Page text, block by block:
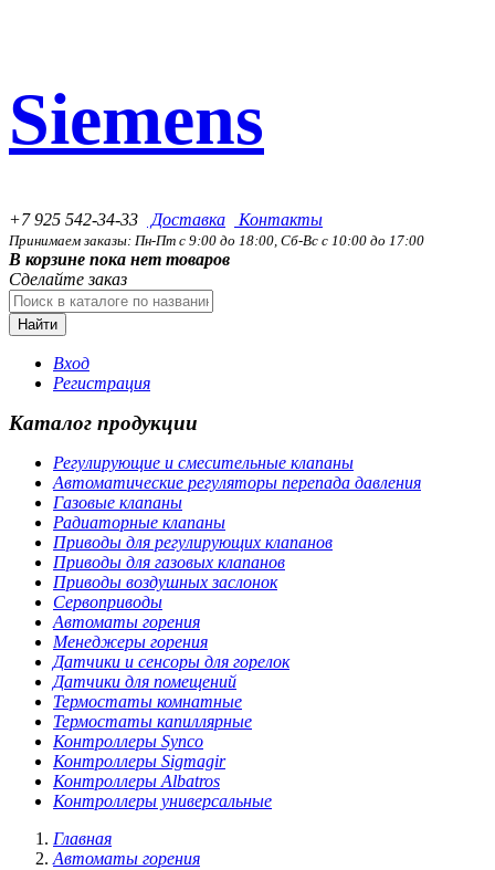
Siemens
+7 925 542-34-33 Доставка Контакты
Принимаем заказы: Пн-Пт с 9:00 до 18:00, Сб-Вс с 10:00 до 17:00
В корзине пока нет товаров
Сделайте заказ
Найти
Вход
Регистрация
Каталог продукции
Регулирующие и смесительные клапаны
Автоматические регуляторы перепада давления
Газовые клапаны
Радиаторные клапаны
Приводы для регулирующих клапанов
Приводы для газовых клапанов
Приводы воздушных заслонок
Сервоприводы
Автоматы горения
Менеджеры горения
Датчики и сенсоры для горелок
Датчики для помещений
Термостаты комнатные
Термостаты капиллярные
Контроллеры Synco
Контроллеры Sigmagir
Контроллеры Albatros
Контроллеры универсальные
Главная
Автоматы горения